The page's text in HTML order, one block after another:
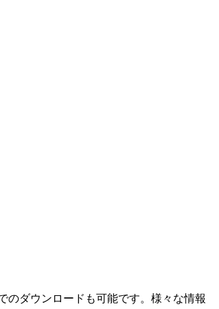
のダウンロードも可能です。様々な情報